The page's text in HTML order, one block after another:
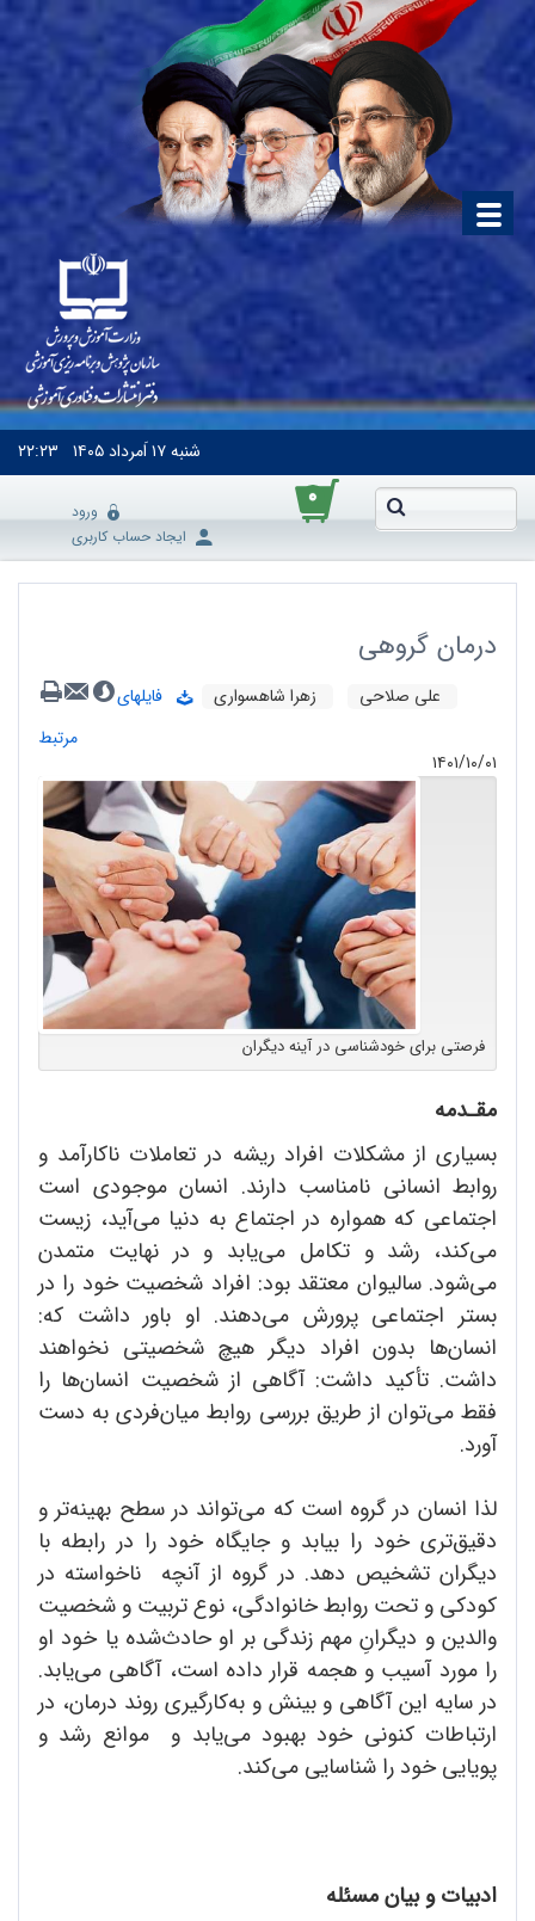
شنبه۱۷ اَمرداد ۱۴۰۵ ۲۲:۲۳
۰
ورود
ایجاد حساب کاربری
درمان گروهی
علی صلاحی زهرا شاهسواری
فایلهای
مرتبط
۱۴۰۱/۱۰/۰۱
فرصتی برای خودشناسی در آینه دیگران
مقـدمه
بسیاری از مشکلات افراد ریشه در تعاملات ناکارآمد و
روابط انسانی نامناسب دارند. انسان موجودی است
اجتماعی که همواره در اجتماع به دنیا می‌آید، زیست
می‌کند، رشد و تکامل می‌یابد و در نهایت متمدن
می‌شود. سالیوان معتقد بود: افراد شخصیت خود را در
بستر اجتماعی پرورش می‌دهند. او باور داشت که:
انسان‌ها بدون افراد دیگر هیچ شخصیتی نخواهند
داشت. تأکید داشت: آگاهی از شخصیت انسان‌ها را
فقط می‌توان از طریق بررسی روابط میان‌فردی به دست
آورد.
لذا انسان در گروه است که می‌تواند در سطح بهینه‌تر و
دقیق‌تری خود را بیابد و جایگاه خود را در رابطه با
دیگران تشخیص ‌دهد. در گروه از آنچه ناخواسته در
کودکی و تحت روابط خانوادگی، نوع تربیت و شخصیت
والدین و دیگرانِ مهم زندگی بر او حادث‌شده یا خود او
را مورد آسیب و هجمه قرار داده است، آگاهی می‌یابد.
در سایه این آگاهی و بینش و به‌کارگیری روند درمان، در
ارتباطات کنونی خود بهبود می‌یابد و موانع رشد و
پویایی خود را شناسایی می‌کند.
ادبیات و بیان مسئله